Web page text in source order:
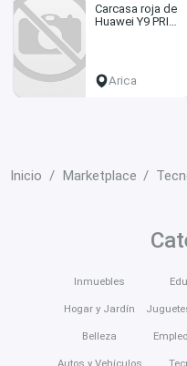
Carcasa roja de
Huawei Y9 PRIME
Arica
Inicio Marketplace
Inmuebles
Hogar y Jardín
Belleza
Autos y Vehículos